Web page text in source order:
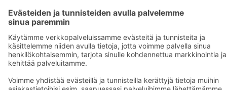
S-ostoslista -sovellus
Prisma.fi
Sokos.fi
S-Pankki
Yhteishyvä
Sokos Hotels
Raflaamo